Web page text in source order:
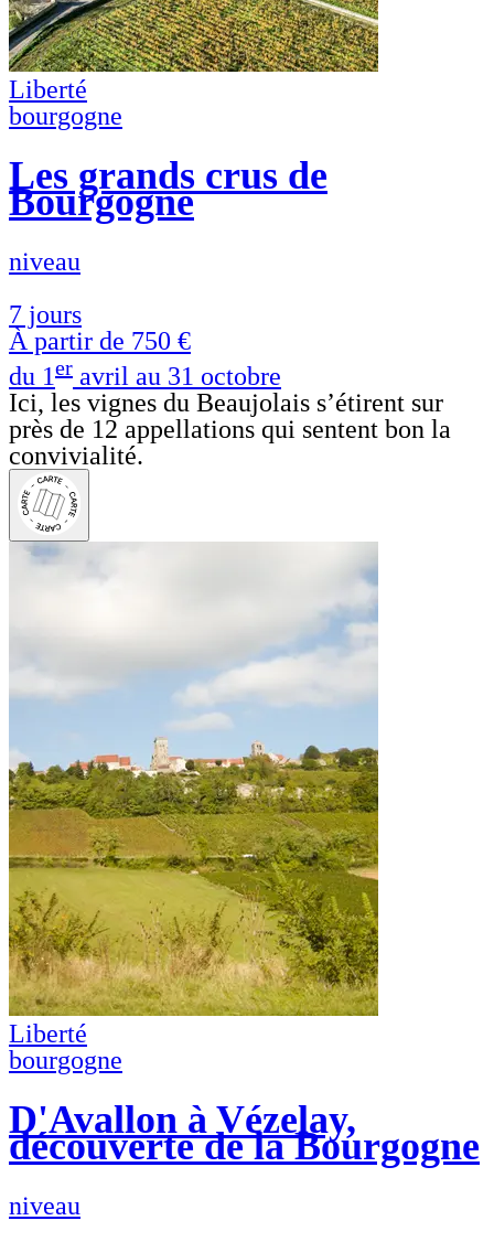
Liberté
bourgogne
Les grands crus de
Bourgogne
niveau
7 jours
À partir de 750 €
du 1er avril au 31 octobre
Ici, les vignes du Beaujolais s’étirent sur
près de 12 appellations qui sentent bon la
convivialité.
Liberté
bourgogne
D'Avallon à Vézelay,
découverte de la Bourgogne
niveau